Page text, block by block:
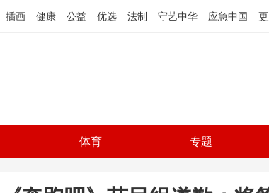
插画 健康 公益 优选 法制 守艺中华 应急中国
体育 专题